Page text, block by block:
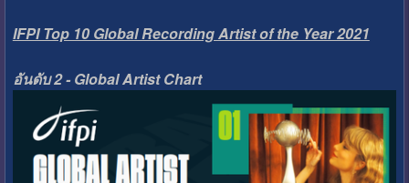
IFPI Top 10 Global Recording Artist of the Year 2021
อันดับ 2 - Global Artist Chart